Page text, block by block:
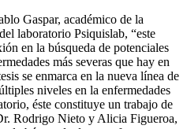
Gaspar, académico de la
laboratorio Psiquislab, “este
en la búsqueda de potenciales
más severas que hay en
se enmarca en la nueva línea de
niveles en la enfermedades
éste constituye un trabajo de
Rodrigo Nieto y Alicia Figueroa,